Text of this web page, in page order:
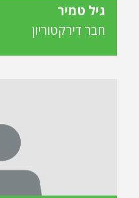
גיל טמיר
חבר דירקטוריון